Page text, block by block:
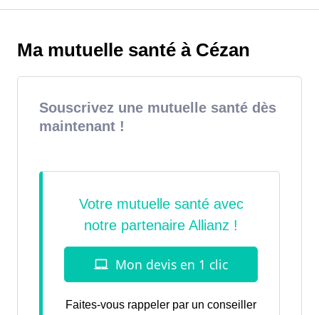
Ma mutuelle santé à Cézan
Souscrivez une mutuelle santé dès
maintenant !
Faites-vous rappeler par un conseiller